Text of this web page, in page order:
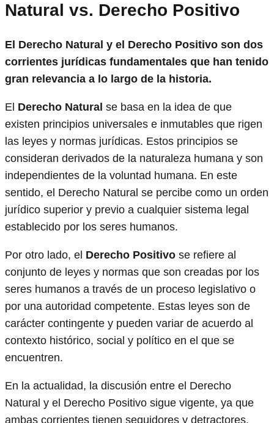
Natural vs. Derecho Positivo
El Derecho Natural y el Derecho Positivo son dos
corrientes jurídicas fundamentales que han tenido
gran relevancia a lo largo de la historia.
El Derecho Natural se basa en la idea de que
existen principios universales e inmutables que rigen
las leyes y normas jurídicas. Estos principios se
consideran derivados de la naturaleza humana y son
independientes de la voluntad humana. En este
sentido, el Derecho Natural se percibe como un orden
jurídico superior y previo a cualquier sistema legal
establecido por los seres humanos.
Por otro lado, el Derecho Positivo se refiere al
conjunto de leyes y normas que son creadas por los
seres humanos a través de un proceso legislativo o
por una autoridad competente. Estas leyes son de
carácter contingente y pueden variar de acuerdo al
contexto histórico, social y político en el que se
encuentren.
En la actualidad, la discusión entre el Derecho
Natural y el Derecho Positivo sigue vigente, ya que
ambas corrientes tienen seguidores y detractores.